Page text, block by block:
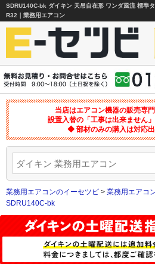
SDRU140C-bk ダイキン 天吊自在形 ワンダ風流 標準
R32｜業務用エアコン
当店はエアコン機器の販売専
設置入替の「工事は出来ません
◆ 部材のみの購入は対応
業務用エアコンのイーセツビ > 業務用エアコ
SDRU140C-bk